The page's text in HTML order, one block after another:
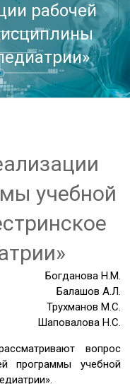
рабочей
учебной
Богданова Н.М.
Балашов А.Л.
Трухманов М.С.
Шаповалова Н.С.
вопрос
программы учебной